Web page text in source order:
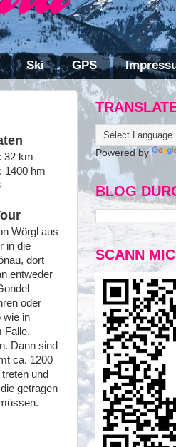
Ski GPS
32 km
1400 hm
Wörgl aus
in die
dort
entweder
oder
wie in
Falle,
Dann sind
ca. 1200
und
getragen
Powered by
BLOG
SCANN